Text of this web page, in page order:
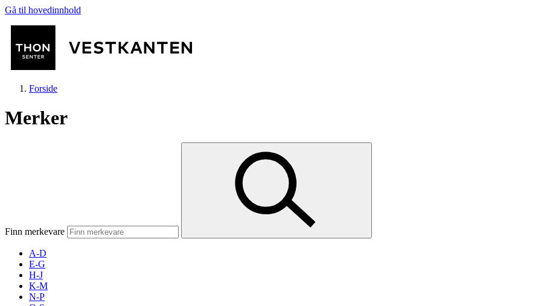
Gå til hovedinnhold
Mat og drikke
Forside
Merker
Finn merkevare
A-D
E-G
H-J
K-M
N-P